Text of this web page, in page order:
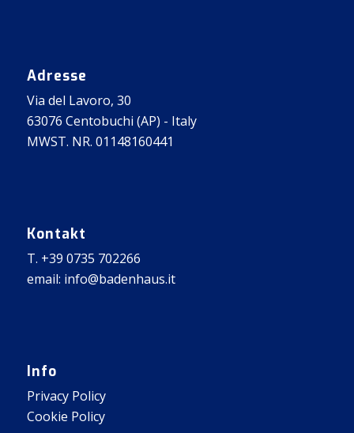
Adresse
Via del Lavoro, 30
63076 Centobuchi (AP) - Italy
MWST. NR. 01148160441
Kontakt
T. +39 0735 702266
email: info@badenhaus.it
Info
Privacy Policy
Cookie Policy